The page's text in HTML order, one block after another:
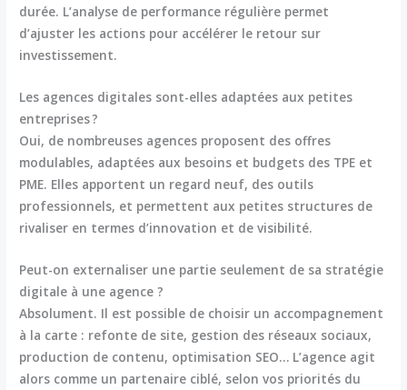
durée. L’analyse de performance régulière permet
d’ajuster les actions pour accélérer le retour sur
investissement.
Les agences digitales sont-elles adaptées aux petites
entreprises ?
Oui, de nombreuses agences proposent des offres
modulables, adaptées aux besoins et budgets des TPE et
PME. Elles apportent un regard neuf, des outils
professionnels, et permettent aux petites structures de
rivaliser en termes d’innovation et de visibilité.
Peut-on externaliser une partie seulement de sa stratégie
digitale à une agence ?
Absolument. Il est possible de choisir un accompagnement
à la carte : refonte de site, gestion des réseaux sociaux,
production de contenu, optimisation SEO… L’agence agit
alors comme un partenaire ciblé, selon vos priorités du